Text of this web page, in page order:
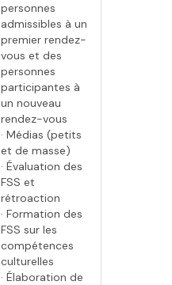
personnes
admissibles à un
premier rendez-
vous et des
personnes
participantes à
un nouveau
rendez-vous
· Médias (petits
et de masse)
· Évaluation des
FSS et
rétroaction
· Formation des
FSS sur les
compétences
culturelles
· Élaboration de